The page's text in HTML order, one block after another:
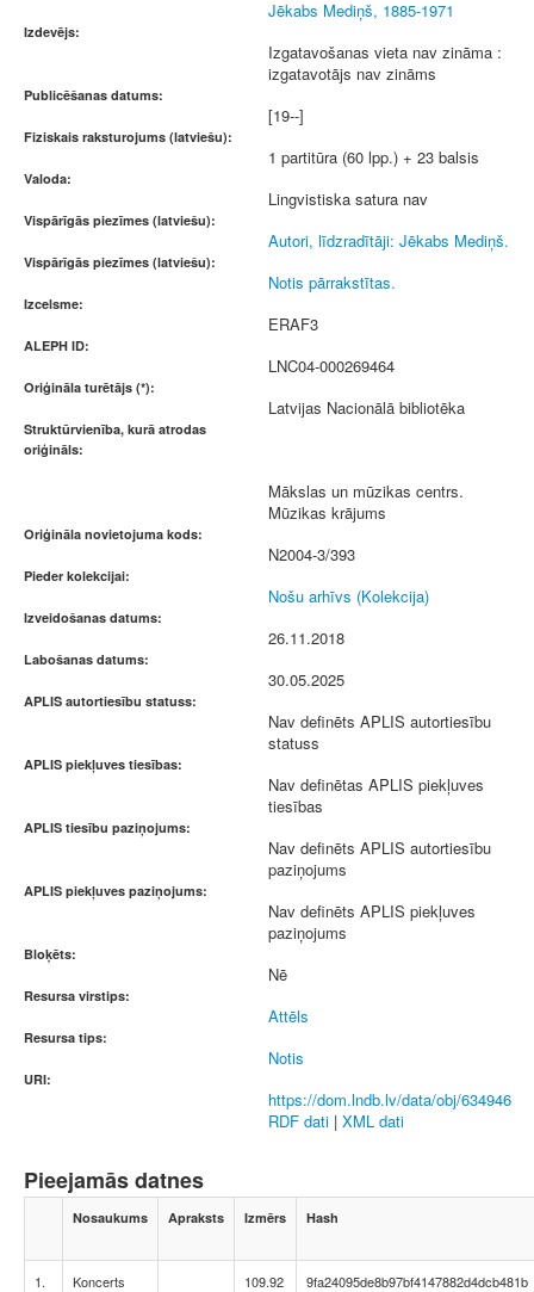
Jēkabs Mediņš, 1885-1971
Izdevējs:
Izgatavošanas vieta nav zināma :
izgatavotājs nav zināms
Publicēšanas datums:
[19--]
Fiziskais raksturojums (latviešu):
1 partitūra (60 lpp.) + 23 balsis
Valoda:
Lingvistiska satura nav
Vispārīgās piezīmes (latviešu):
Autori, līdzradītāji: Jēkabs Mediņš.
Vispārīgās piezīmes (latviešu):
Notis pārrakstītas.
Izcelsme:
ERAF3
ALEPH ID:
LNC04-000269464
Oriģināla turētājs (*):
Latvijas Nacionālā bibliotēka
Struktūrvienība, kurā atrodas
oriģināls:
Mākslas un mūzikas centrs.
Mūzikas krājums
Oriģināla novietojuma kods:
N2004-3/393
Pieder kolekcijai:
Nošu arhīvs (Kolekcija)
Izveidošanas datums:
26.11.2018
Labošanas datums:
30.05.2025
APLIS autortiesību statuss:
Nav definēts APLIS autortiesību
statuss
APLIS piekļuves tiesības:
Nav definētas APLIS piekļuves
tiesības
APLIS tiesību paziņojums:
Nav definēts APLIS autortiesību
paziņojums
APLIS piekļuves paziņojums:
Nav definēts APLIS piekļuves
paziņojums
Bloķēts:
Nē
Resursa virstips:
Attēls
Resursa tips:
Notis
URI:
https://dom.lndb.lv/data/obj/634946
RDF dati | XML dati
Pieejamās datnes
Nosaukums Apraksts Izmērs Hash
1.
Koncerts
109.92
9fa24095de8b97bf4147882d4dcb481b